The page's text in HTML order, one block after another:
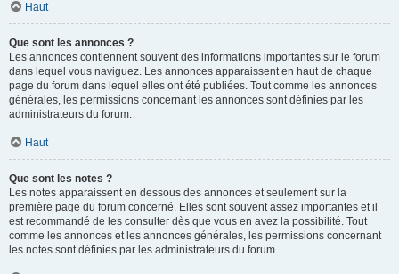
Haut
Que sont les annonces ?
Les annonces contiennent souvent des informations importantes sur le forum
dans lequel vous naviguez. Les annonces apparaissent en haut de chaque
page du forum dans lequel elles ont été publiées. Tout comme les annonces
générales, les permissions concernant les annonces sont définies par les
administrateurs du forum.
Haut
Que sont les notes ?
Les notes apparaissent en dessous des annonces et seulement sur la
première page du forum concerné. Elles sont souvent assez importantes et il
est recommandé de les consulter dès que vous en avez la possibilité. Tout
comme les annonces et les annonces générales, les permissions concernant
les notes sont définies par les administrateurs du forum.